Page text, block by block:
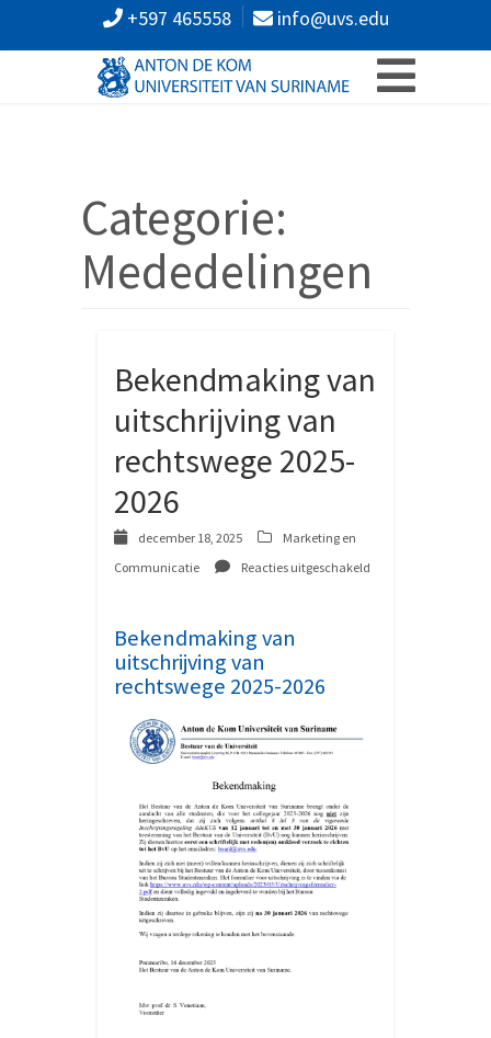
+597 465558 info@uvs.edu
Categorie:
Mededelingen
Bekendmaking van
uitschrijving van
rechtswege 2025-
2026
december 18, 2025
Marketing en
Communicatie
Reacties uitgeschakeld
van
uitschrijving
van
rechtswege
2026
Bekendmaking van
uitschrijving van
rechtswege 2025-2026